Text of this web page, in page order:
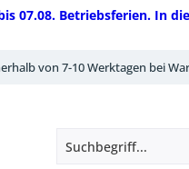
07.08. Betriebsferien.
von 7-10 Werktagen bei